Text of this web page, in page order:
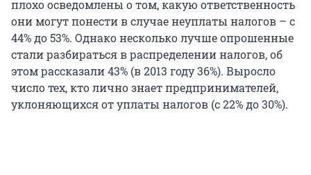
плохо осведомлены о том, какую ответственность
они могут понести в случае неуплаты налогов – с
44% до 53%. Однако несколько лучше опрошенные
стали разбираться в распределении налогов, об
этом рассказали 43% (в 2013 году 36%). Выросло
число тех, кто лично знает предпринимателей,
уклоняющихся от уплаты налогов (с 22% до 30%).